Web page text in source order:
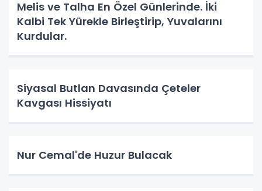
Melis ve Talha En Özel Günlerinde. İki
Kalbi Tek Yürekle Birleştirip, Yuvalarını
Kurdular.
Siyasal Butlan Davasında Çeteler
Kavgası Hissiyatı
Nur Cemal'de Huzur Bulacak